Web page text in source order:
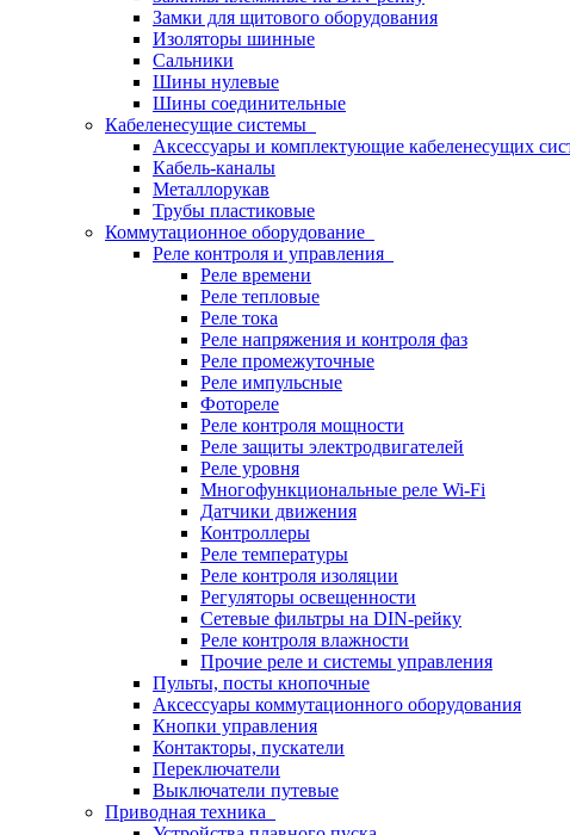
Замки для щитового оборудования
Изоляторы шинные
Сальники
Шины нулевые
Шины соединительные
Кабеленесущие системы
Аксессуары и комплектующие кабеленесущих
Кабель-каналы
Металлорукав
Трубы пластиковые
Коммутационное оборудование
Реле контроля и управления
Реле времени
Реле тепловые
Реле тока
Реле напряжения и контроля фаз
Реле промежуточные
Реле импульсные
Фотореле
Реле контроля мощности
Реле защиты электродвигателей
Реле уровня
Многофункциональные реле Wi-Fi
Датчики движения
Контроллеры
Реле температуры
Реле контроля изоляции
Регуляторы освещенности
Сетевые фильтры на DIN-рейку
Реле контроля влажности
Прочие реле и системы управления
Пульты, посты кнопочные
Аксессуары коммутационного оборудования
Кнопки управления
Контакторы, пускатели
Переключатели
Выключатели путевые
Приводная техника